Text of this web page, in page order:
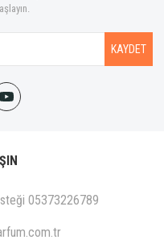
KAYDET
05373226789